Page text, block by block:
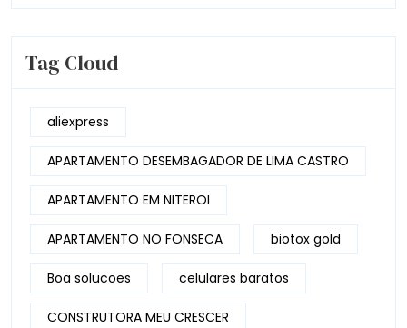
Tag Cloud
aliexpress
APARTAMENTO DESEMBAGADOR DE LIMA CASTRO
APARTAMENTO EM NITEROI
APARTAMENTO NO FONSECA biotox gold
Boa solucoes celulares baratos
CONSTRUTORA MEU CRESCER